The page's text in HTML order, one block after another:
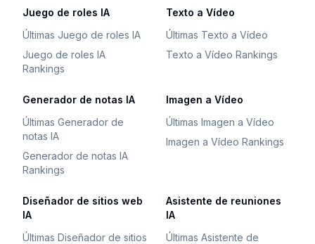
Juego de roles IA
Últimas Juego de roles IA
Juego de roles IA
Rankings
Texto a Vídeo
Últimas Texto a Vídeo
Texto a Vídeo Rankings
Generador de notas IA
Últimas Generador de
notas IA
Generador de notas IA
Rankings
Imagen a Vídeo
Últimas Imagen a Vídeo
Imagen a Vídeo Rankings
Diseñador de sitios web
IA
Últimas Diseñador de sitios
Asistente de reuniones
IA
Últimas Asistente de